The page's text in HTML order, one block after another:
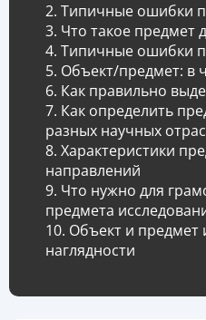
Типичные ошибки
Что такое предмет
Типичные ошибки
Объект/предмет: в
Как правильно
Как определить
разных научных
Характеристики
направлений
Что нужно для
предмета
Объект и предмет
наглядности